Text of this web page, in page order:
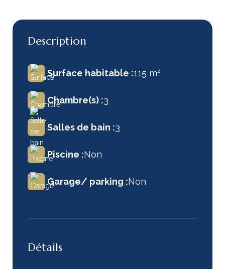
Description
Surface habitable :115 m²
Chambre(s) :3
Salles de bain :3
Piscine :Non
Garage/ parking :Non
Détails